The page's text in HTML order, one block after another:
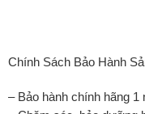
Chính Sách Bảo Hành
– Bảo hành chính hãng 1